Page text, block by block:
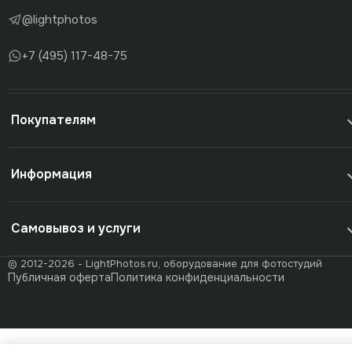
@lightphotos
+7 (495) 117-48-75
Покупателям
Информация
Самовывоз и услуги
© 2012-2026 - LightPhotos.ru, оборудование для фотостудий
Публичная офертаПолитика конфиденциальности